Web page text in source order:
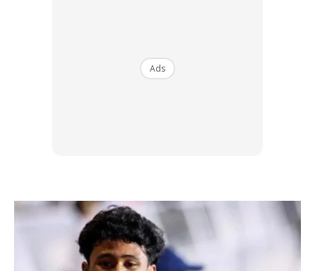
diperkenalkan kepada kenderaan berprestasi tinggi selain
Ads
Ads